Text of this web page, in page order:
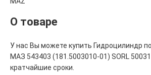
О товаре
У нас Вы можете купить Гидроцилиндр
МАЗ 543403 (181.5003010-01) SORL
кратчайшие сроки.